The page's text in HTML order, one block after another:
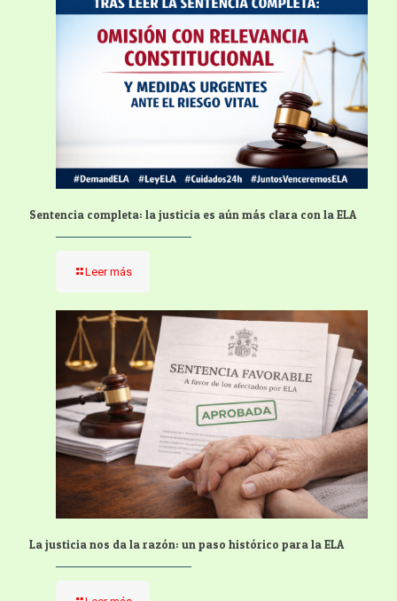
Sentencia completa: la justicia es aún más clara con la ELA
Leer más
La justicia nos da la razón: un paso histórico para la ELA